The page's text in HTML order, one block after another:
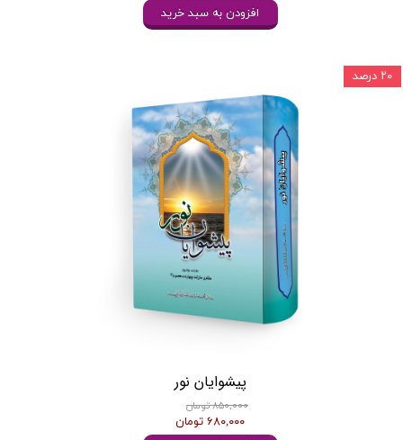
افزودن به سبد خرید
پیشوایان نور
۸۵۰,۰۰۰ تومان
۶۸۰,۰۰۰ تومان
۲۰ درصد